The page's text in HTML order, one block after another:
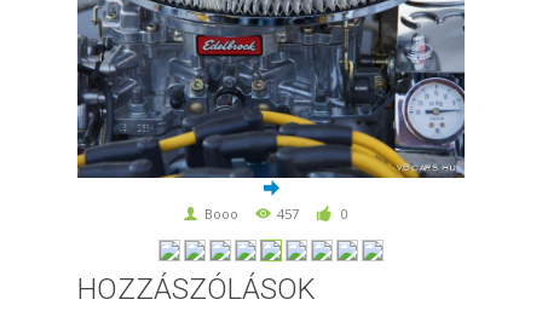
Booo 457 0
HOZZÁSZÓLÁSOK